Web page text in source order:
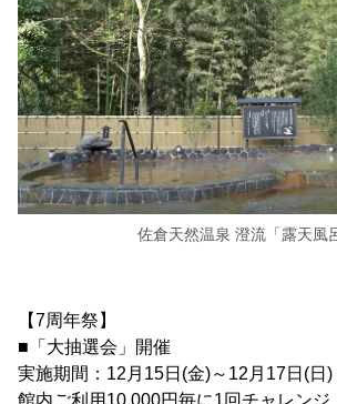
佐倉天然温泉 澄流「露天風
【7周年祭】
■「大抽選会」開催
実施期間：12月15日(金)～12月17日(日)